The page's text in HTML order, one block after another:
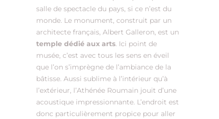
salle de spectacle du pays, si ce n’est du
monde. Le monument, construit par un
architecte français, Albert Galleron, est un
temple dédié aux arts. Ici point de
musée, c’est avec tous les sens en éveil
que l’on s’imprègne de l’ambiance de la
bâtisse. Aussi sublime à l’intérieur qu’à
l’extérieur, l’Athénée Roumain jouit d’une
acoustique impressionnante. L’endroit est
donc particulièrement propice pour aller